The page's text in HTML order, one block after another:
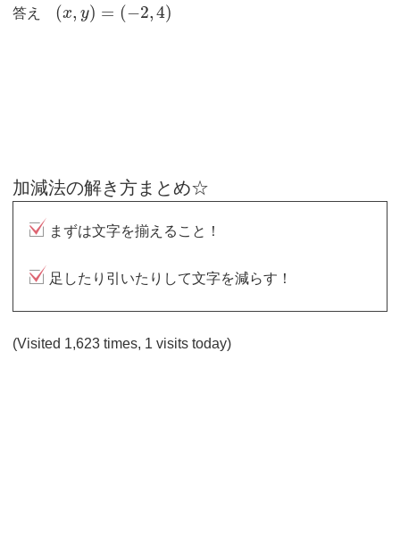
答え (x, y) = (−2,4)
加減法の解き方まとめ☆
まずは文字を揃えること！
足したり引いたりして文字を減らす！
(Visited 1,623 times, 1 visits today)